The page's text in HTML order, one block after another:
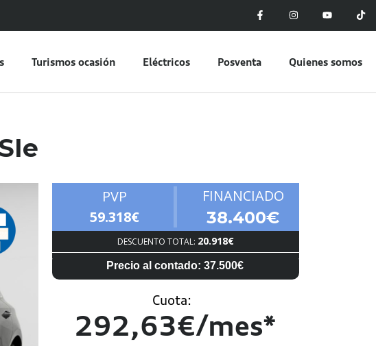
Turismos ocasión Eléctricos Posventa Quienes somos
PVP
59.318€
FINANCIADO
38.400€
DESCUENTO TOTAL: 20.918€
Precio al contado: 37.500€
Cuota:
292,63€/mes*